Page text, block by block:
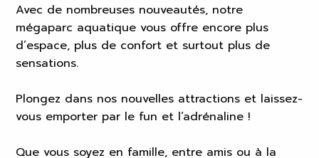
Avec de nombreuses nouveautés, notre
mégaparc aquatique vous offre encore plus
d’espace, plus de confort et surtout plus de
sensations.
Plongez dans nos nouvelles attractions et laissez-
vous emporter par le fun et l’adrénaline !
Que vous soyez en famille, entre amis ou à la